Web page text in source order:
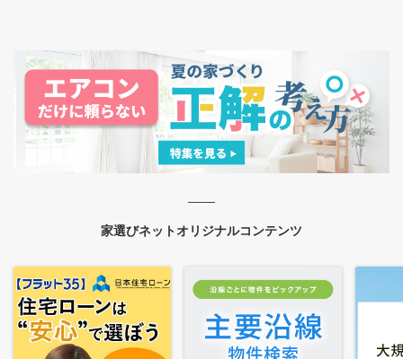
家選びネットオリジナルコンテンツ